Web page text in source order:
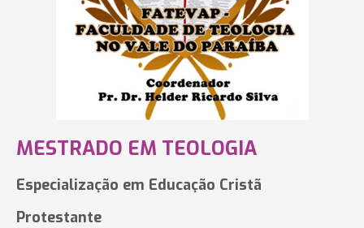
MESTRADO EM TEOLOGIA
Especialização em Educação Cristã
Protestante